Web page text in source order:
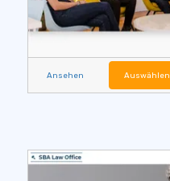
Ansehen Auswählen